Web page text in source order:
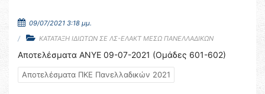
09/07/2021 3:18 μμ.
ΚΑΤΑΤΑΞΗ ΙΔΙΩΤΩΝ ΣΕ ΛΣ-ΕΛΑΚΤ ΜΕΣΩ ΠΑΝΕΛΛΑΔΙΚΩΝ
Αποτελέσματα ΑΝΥΕ 09-07-2021 (Ομάδες 601-602)
Αποτελέσματα ΠΚΕ Πανελλαδικών 2021